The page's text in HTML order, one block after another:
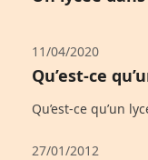
11/04/2020
Qu’est-ce
Qu’est-ce qu’un
27/01/2012